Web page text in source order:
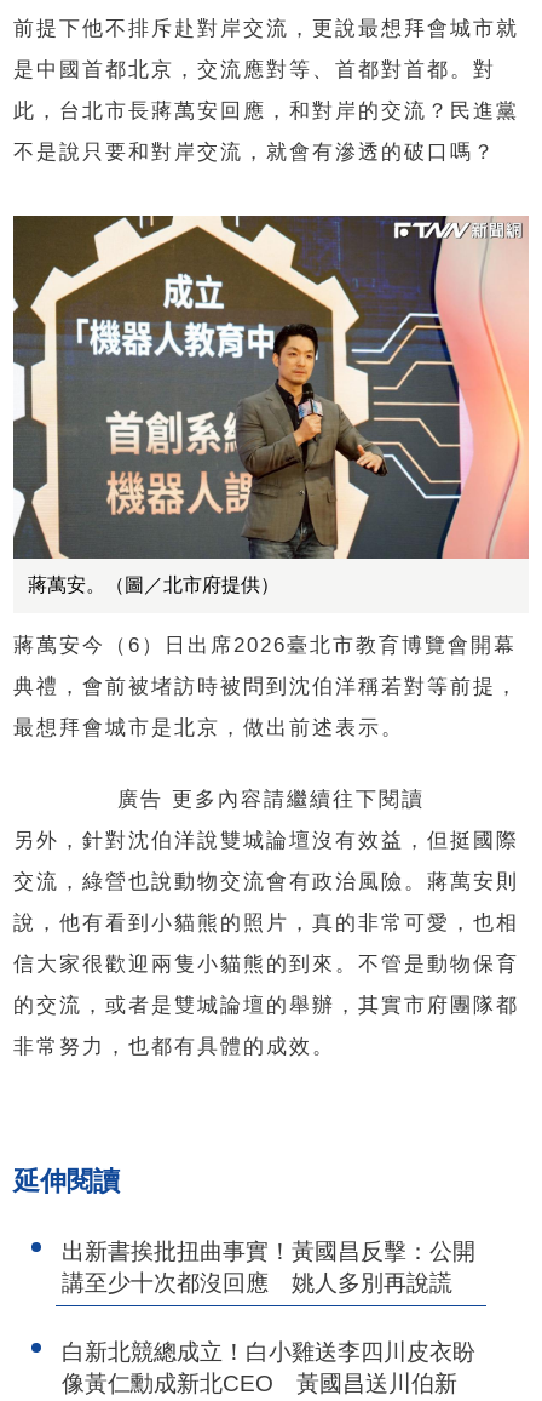
前提下他不排斥赴對岸交流，更說最想拜會城市就
是中國首都北京，交流應對等、首都對首都。對
此，台北市長蔣萬安回應，和對岸的交流？民進黨
不是說只要和對岸交流，就會有滲透的破口嗎？
蔣萬安。（圖／北市府提供）
蔣萬安今（6）日出席2026臺北市教育博覽會開幕
典禮，會前被堵訪時被問到沈伯洋稱若對等前提，
最想拜會城市是北京，做出前述表示。
廣告 更多內容請繼續往下閱讀
另外，針對沈伯洋說雙城論壇沒有效益，但挺國際
交流，綠營也說動物交流會有政治風險。蔣萬安則
說，他有看到小貓熊的照片，真的非常可愛，也相
信大家很歡迎兩隻小貓熊的到來。不管是動物保育
的交流，或者是雙城論壇的舉辦，其實市府團隊都
非常努力，也都有具體的成效。
延伸閱讀
出新書挨批扭曲事實！黃國昌反擊：公開
講至少十次都沒回應 姚人多別再說謊
白新北競總成立！白小雞送李四川皮衣盼
像黃仁勳成新北CEO 黃國昌送川伯新